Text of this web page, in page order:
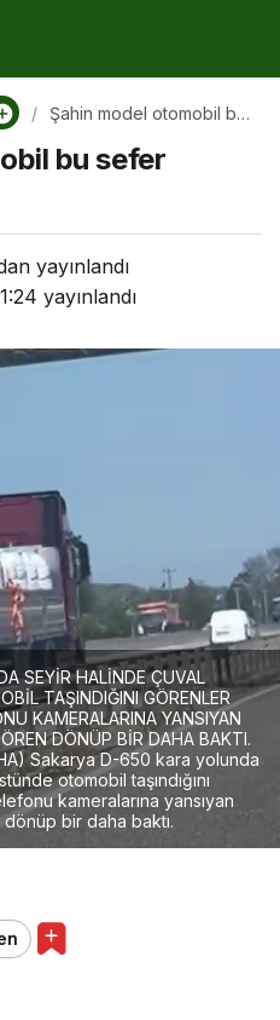
Şahin model otomobil bu
bu sefer
yayınlandı
yayınlandı
SEYİR HALİNDE ÇUVAL
TAŞINDIĞINI GÖRENLER
KAMERALARINA YANSIYAN
DÖNÜP BİR DAHA BAKTI.
Sakarya D-650 kara yolunda
otomobil taşındığını
kameralarına yansıyan
bir daha baktı.